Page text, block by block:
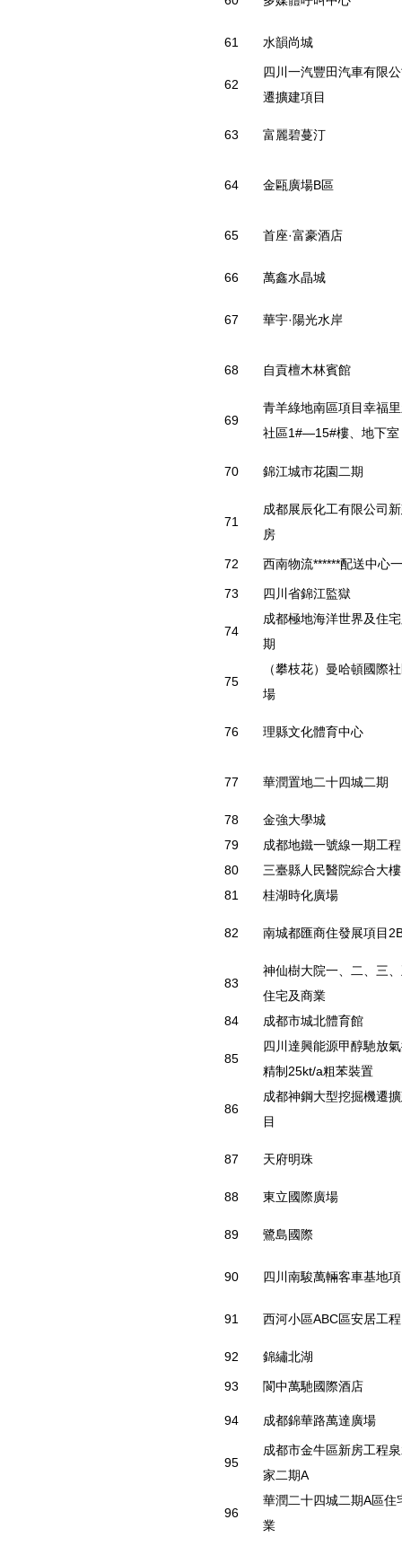
61 水韻尚城
62
四川一汽豐田汽車有限
遷擴建項目
63 富麗碧蔓汀
64 金甌廣場B區
65 首座·富豪酒店
66 萬鑫水晶城
67 華宇·陽光水岸
68 自貢檀木林賓館
69
青羊綠地南區項目幸福
社區1#—15#樓、地下室
70 錦江城市花園二期
71
成都展辰化工有限公司
房
72 西南物流******配送中心
73 四川省錦江監獄
74
成都極地海洋世界及住
期
75
（攀枝花）曼哈頓國際
場
76 理縣文化體育中心
77 華潤置地二十四城二期
78
金強大學城
79
成都地鐵一號線一期工程
80
三臺縣人民醫院綜合大樓
81
桂湖時化廣場
82 南城都匯商住發展項目
83
神仙樹大院一、二、三
住宅及商業
84
成都市城北體育館
85
四川達興能源甲醇馳放
精制25kt/a粗苯裝置
86
成都神鋼大型挖掘機遷
目
87 天府明珠
88 東立國際廣場
89 鷺島國際
90 四川南駿萬輛客車基地
91 西河小區ABC區安居工程
92 錦繡北湖
93 閬中萬馳國際酒店
94 成都錦華路萬達廣場
95
成都市金牛區新房工程
家二期A
96
華潤二十四城二期A區住
業